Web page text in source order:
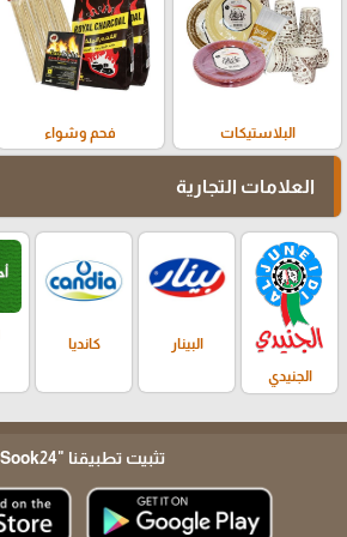
البلاستيكات فحم وشواء
العلامات التجارية
الجنيدي
البينار كانديا
تثبيت تطبيقنا "Sook24"